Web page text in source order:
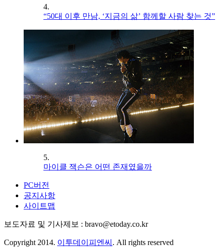
4.
“50대 이후 만남, ‘지금의 삶’ 함께할 사람 찾는 것”
5.
마이클 잭슨은 어떤 존재였을까
PC버전
공지사항
사이트맵
보도자료 및 기사제보 : bravo@etoday.co.kr
Copyright 2014. 이투데이피엔씨 . All rights reserved